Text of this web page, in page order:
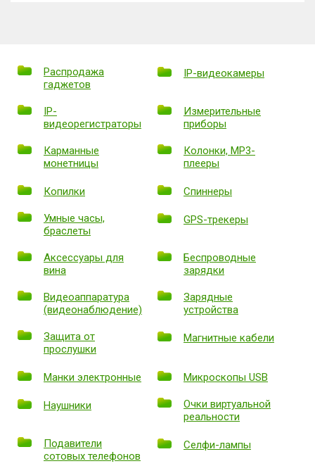
Распродажа
гаджетов
IP-видеокамеры
IP-
видеорегистраторы
Измерительные
приборы
Карманные
монетницы
Колонки, MP3-
плееры
Копилки Спиннеры
Умные часы,
браслеты
GPS-трекеры
Аксессуары для
вина
Беспроводные
зарядки
Видеоаппаратура
(видеонаблюдение)
Зарядные
устройства
Защита от
прослушки
Магнитные кабели
Манки электронные Микроскопы USB
Наушники
Очки виртуальной
реальности
Подавители
сотовых телефонов
Селфи-лампы